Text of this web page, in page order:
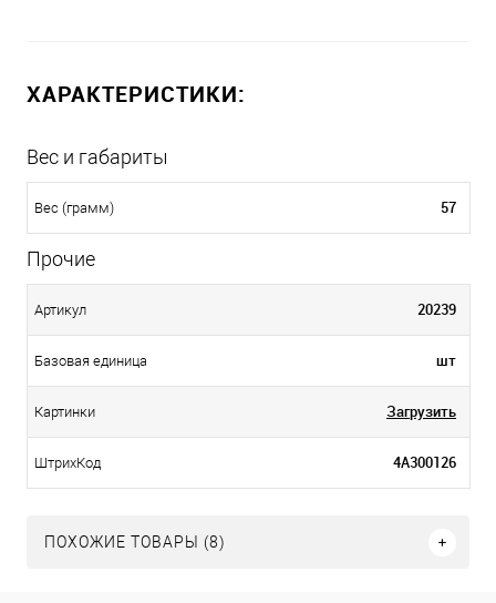
ХАРАКТЕРИСТИКИ:
Вес и габариты
Вес (грамм) 57
Прочие
Артикул 20239
Базовая единица шт
Картинки Загрузить
ШтрихКод 4А300126
ПОХОЖИЕ ТОВАРЫ (8)